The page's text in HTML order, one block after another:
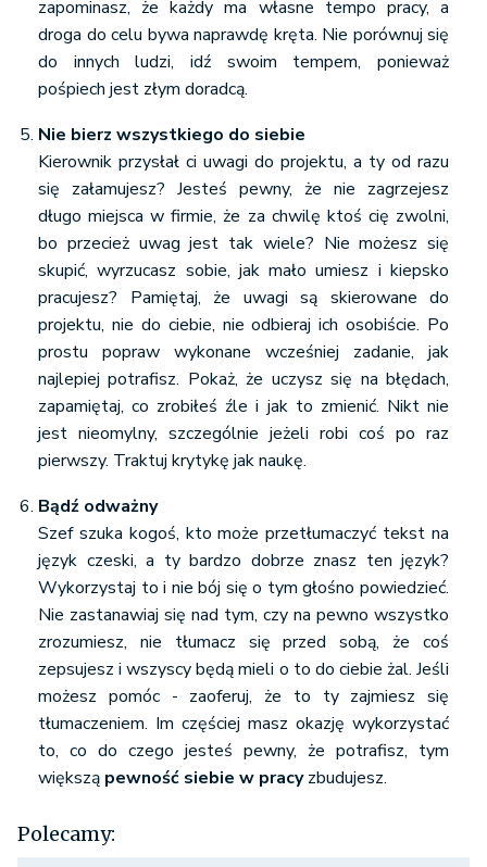
zapominasz, że każdy ma własne tempo pracy, a
droga do celu bywa naprawdę kręta. Nie porównuj się
do innych ludzi, idź swoim tempem, ponieważ
pośpiech jest złym doradcą.
Nie bierz wszystkiego do siebie
Kierownik przysłał ci uwagi do projektu, a ty od razu
się załamujesz? Jesteś pewny, że nie zagrzejesz
długo miejsca w firmie, że za chwilę ktoś cię zwolni,
bo przecież uwag jest tak wiele? Nie możesz się
skupić, wyrzucasz sobie, jak mało umiesz i kiepsko
pracujesz? Pamiętaj, że uwagi są skierowane do
projektu, nie do ciebie, nie odbieraj ich osobiście. Po
prostu popraw wykonane wcześniej zadanie, jak
najlepiej potrafisz. Pokaż, że uczysz się na błędach,
zapamiętaj, co zrobiłeś źle i jak to zmienić. Nikt nie
jest nieomylny, szczególnie jeżeli robi coś po raz
pierwszy. Traktuj krytykę jak naukę.
Bądź odważny
Szef szuka kogoś, kto może przetłumaczyć tekst na
język czeski, a ty bardzo dobrze znasz ten język?
Wykorzystaj to i nie bój się o tym głośno powiedzieć.
Nie zastanawiaj się nad tym, czy na pewno wszystko
zrozumiesz, nie tłumacz się przed sobą, że coś
zepsujesz i wszyscy będą mieli o to do ciebie żal. Jeśli
możesz pomóc - zaoferuj, że to ty zajmiesz się
tłumaczeniem. Im częściej masz okazję wykorzystać
to, co do czego jesteś pewny, że potrafisz, tym
większą pewność siebie w pracyzbudujesz.
Polecamy: